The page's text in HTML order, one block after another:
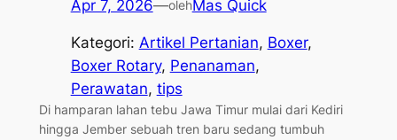
Apr 7, 2026—olehMas Quick
Kategori: Artikel Pertanian, Boxer
Boxer Rotary, Penanaman
Perawatan, tips
Di hamparan lahan tebu Jawa Timur mulai dari Kediri
hingga Jember sebuah tren baru sedang tumbuh